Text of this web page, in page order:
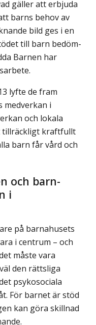
gäller att erbjuda
barns behov av
bild ges i en
till barn bedöm­
Barnen har
lyfte de fram
medver­kan i
och lokala
tillräckligt kraftfullt
barn får vård och
och barn-
i
på barnahusets
i centrum – och
måste vara
den rättsliga
psykosociala
För barnet är stöd
kan göra skillnad